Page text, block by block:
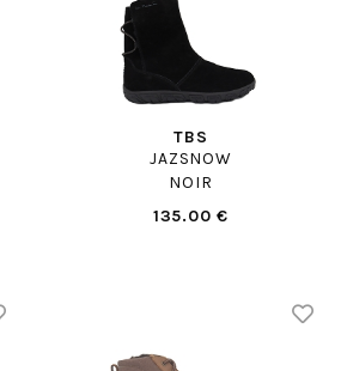
TBS
JAZSNOW
NOIR
135.00 €